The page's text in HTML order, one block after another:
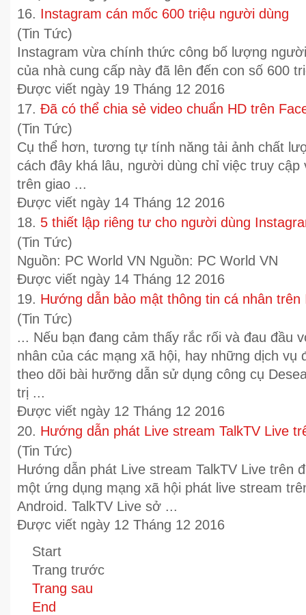
16. Instagram cán mốc 600 triệu người dùng
(Tin Tức)
Instagram vừa chính thức công bố lượng
của nhà cung cấp này đã lên đến con số 600
Được viết ngày 19 Tháng 12 2016
17. Đã có thể chia sẻ video chuẩn HD trên
(Tin Tức)
Cụ thể hơn, tương tự tính năng tải ảnh chất
cách đây khá lâu, người dùng chỉ việc truy cập
trên giao ...
Được viết ngày 14 Tháng 12 2016
18. 5 thiết lập riêng tư cho người dùng
(Tin Tức)
Nguồn: PC World VN Nguồn: PC World VN
Được viết ngày 14 Tháng 12 2016
19. Hướng dẫn bảo mật thông tin cá nhân
(Tin Tức)
... Nếu bạn đang cảm thấy rắc rối và đau đầu
nhân của các mạng xã hội, hay những dịch vụ
theo dõi bài hưỡng dẫn sử dụng công cụ
trị ...
Được viết ngày 12 Tháng 12 2016
20. Hướng dẫn phát Live stream TalkTV Live
(Tin Tức)
Hướng dẫn phát Live stream TalkTV Live trên
một ứng dụng mạng xã hội phát live stream
Android. TalkTV Live sở ...
Được viết ngày 12 Tháng 12 2016
Start
Trang trước
Trang sau
End